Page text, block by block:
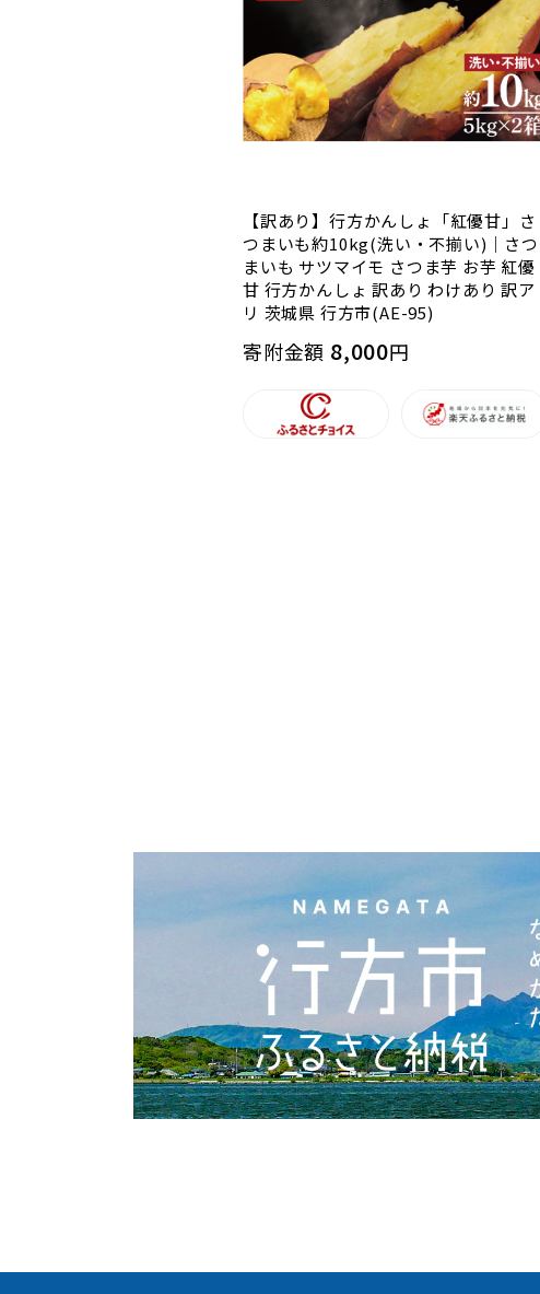
【訳あり】行方かんしょ「紅優甘」さ
つまいも約10kg(洗い・不揃い)｜さつ
まいも サツマイモ さつま芋 お芋 紅優
甘 行方かんしょ 訳あり わけあり 訳ア
リ 茨城県 行方市(AE-95)
寄附金額 8,000円